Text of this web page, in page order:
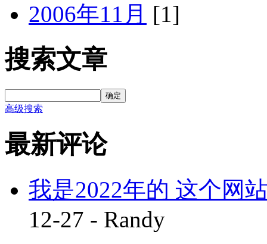
2006年11月 [1]
搜索文章
确定
高级搜索
最新评论
我是2022年的 这个网
12-27 - Randy